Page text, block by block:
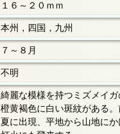
１６～２０ｍｍ
本州，四国，九州
７～８月
不明
綺麗な模様を持つミズメイガ
橙黄褐色に白い斑紋がある
夏に出現、平地から山地にか